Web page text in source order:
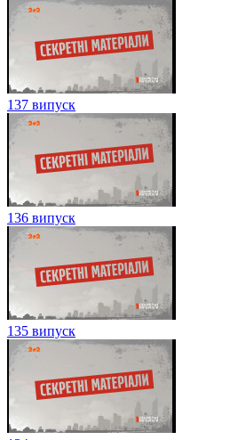
137 випуск
136 випуск
135 випуск